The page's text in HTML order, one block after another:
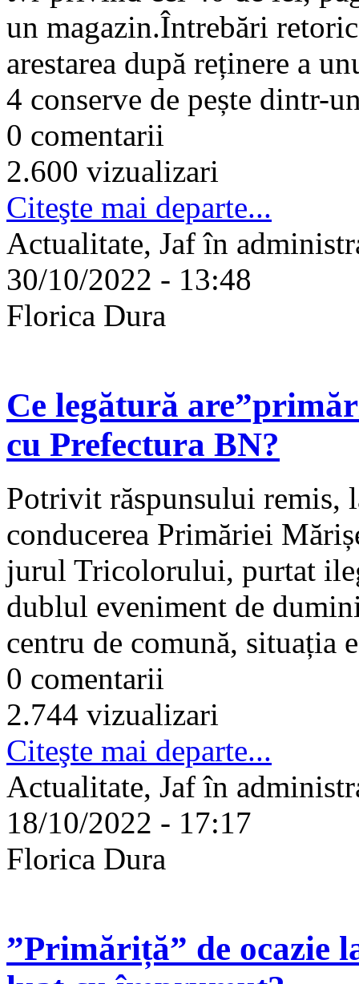
un magazin.Întrebări
arestarea după reținere a
4 conserve de pește dintr-
0 comentarii
2.600 vizualizari
Citeşte mai departe...
Actualitate, Jaf în
30/10/2022 - 13:48
Florica Dura
Ce legătură
cu Prefectura BN?
Potrivit răspunsului remis,
conducerea Primăriei
jurul Tricolorului, purtat
dublul eveniment de
centru de comună, situația
0 comentarii
2.744 vizualizari
Citeşte mai departe...
Actualitate, Jaf în
18/10/2022 - 17:17
Florica Dura
”Primăriță” de ocazie